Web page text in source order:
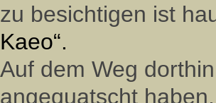
zu besichtigen ist
Kaeo“.
Auf dem Weg
angequatscht